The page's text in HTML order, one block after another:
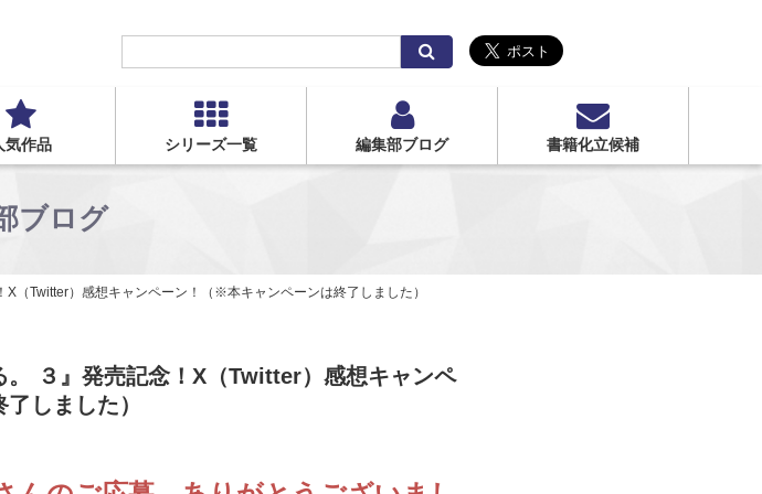
索
気作品 シリーズ一覧 編集部ブログ 書籍化立候補
ブログ
X（Twitter）感想キャンペーン！（※本キャンペーンは終了しました）
。 ３』発売記念！X（Twitter）感想キャンペ
しました）